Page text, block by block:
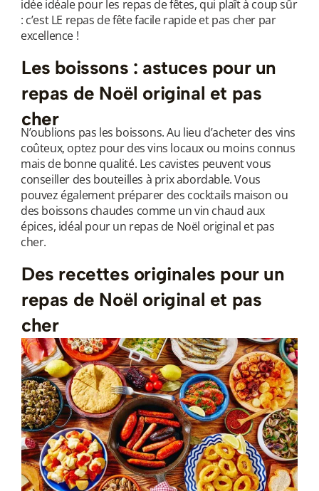
idée idéale pour les repas de fêtes, qui plaît à coup sûr
: c’est LE repas de fête facile rapide et pas cher par
excellence !
Les boissons : astuces pour un
repas de Noël original et pas
cher
N’oublions pas les boissons. Au lieu d’acheter des vins
coûteux, optez pour des vins locaux ou moins connus
mais de bonne qualité. Les cavistes peuvent vous
conseiller des bouteilles à prix abordable. Vous
pouvez également préparer des cocktails maison ou
des boissons chaudes comme un vin chaud aux
épices, idéal pour un repas de Noël original et pas
cher.
Des recettes originales pour un
repas de Noël original et pas
cher